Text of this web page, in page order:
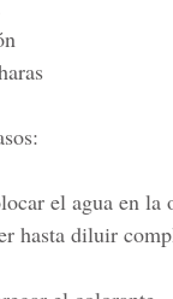
el agua en la
hasta diluir